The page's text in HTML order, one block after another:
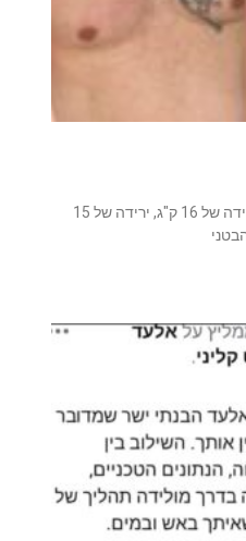
שינוי איכותי בהרכב הגוף אשר כלל- ירידה של 16 ק"ג, ירידה של 15